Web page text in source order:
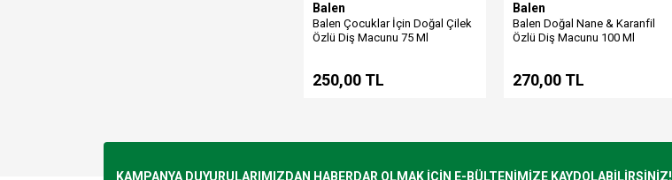
Balen
Balen Çocuklar İçin Doğal Çilek
Özlü Diş Macunu 75 Ml
250,00 TL
Balen
Balen Doğal Nane & Karanfil
Özlü Diş Macunu 100 Ml
270,00 TL
KAMPANYA DUYURULARIMIZDAN HABERDAR OLMAK İÇİN E-BÜLTENİMİZE KAYDOLABİLİRSİNİZ!